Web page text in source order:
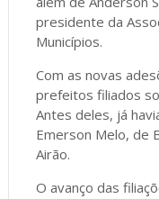
presidente da
Municípios.
Com as novas
prefeitos filiados
Antes deles, já
Emerson Melo, de
Airão.
O avanço das